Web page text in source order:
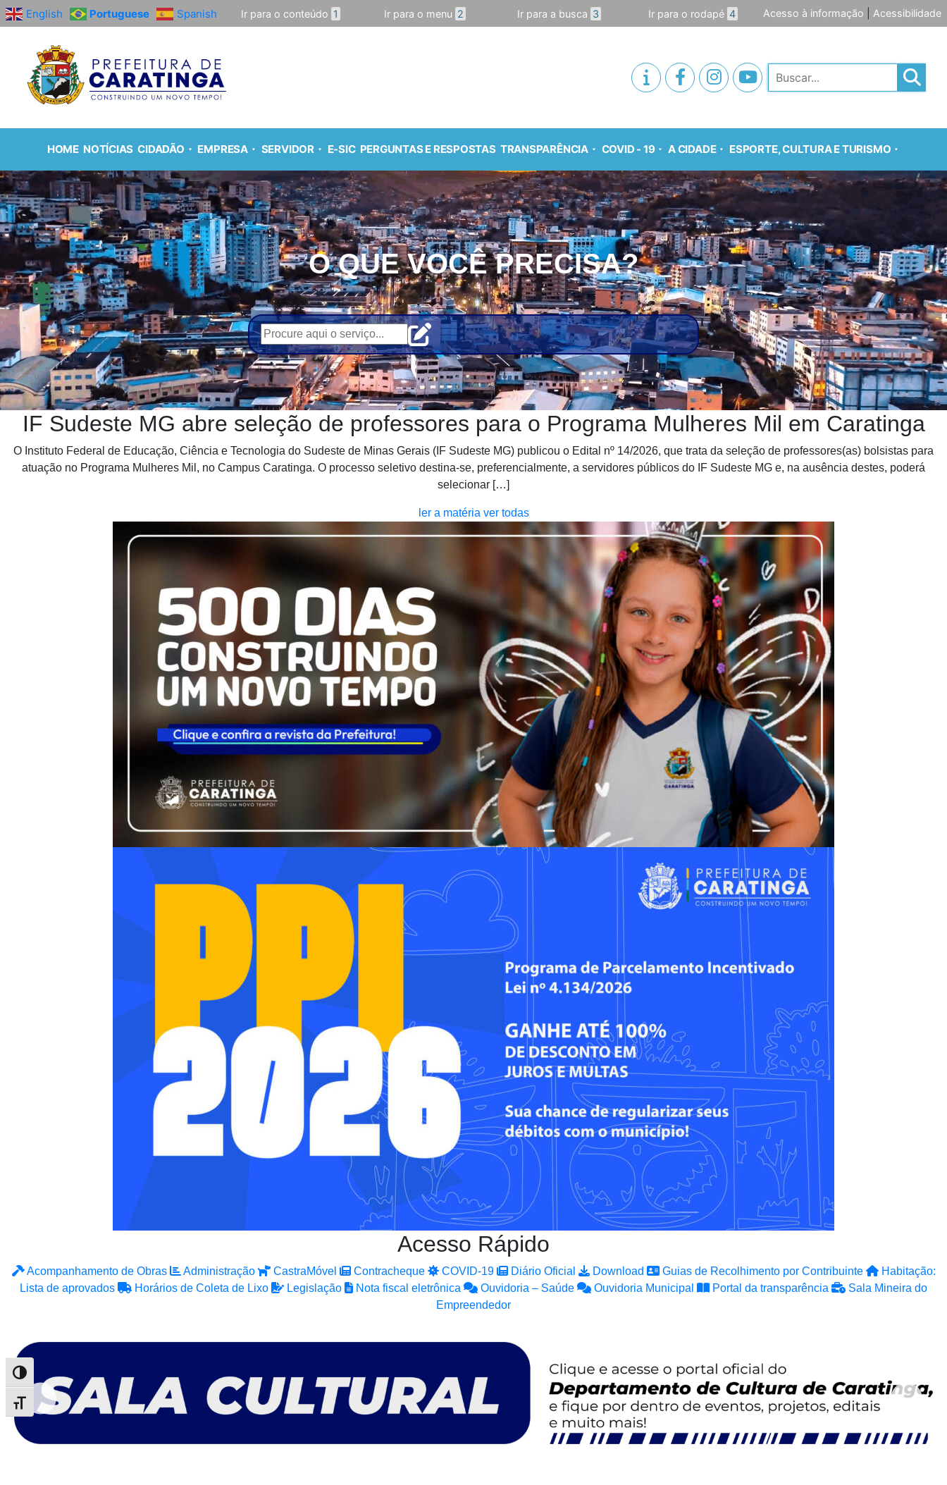
Alternar alto contraste
Alternar tamanho da fonte
English Portuguese Spanish Ir para o conteúdo 1 Ir para o menu 2 Ir para a busca 3 Ir para o rodapé 4 Acesso à informação Acessibilidade
Pesquisar
HOME NOTÍCIAS CIDADÃO EMPRESA SERVIDOR E-SIC PERGUNTAS E RESPOSTAS TRANSPARÊNCIA COVID - 19 A CIDADE ESPORTE, CULTURA E TURISMO
O QUE VOCÊ PRECISA?
IF Sudeste MG abre seleção de professores para o Programa Mulheres Mil em Caratinga
O Instituto Federal de Educação, Ciência e Tecnologia do Sudeste de Minas Gerais (IF Sudeste MG) publicou o Edital nº 14/2026, que trata da seleção de professores(as) bolsistas para
atuação no Programa Mulheres Mil, no Campus Caratinga. O processo seletivo destina-se, preferencialmente, a servidores públicos do IF Sudeste MG e, na ausência destes, poderá
selecionar […]
ler a matéria ver todas
Acesso Rápido
Acompanhamento de Obras Administração CastraMóvel Contracheque COVID-19 Diário Oficial Download Guias de Recolhimento por Contribuinte
Habitação:
Lista de aprovados
Horários de Coleta de Lixo Legislação Nota fiscal eletrônica Ouvidoria – Saúde Ouvidoria Municipal Portal da transparência
Sala Mineira do
Empreendedor